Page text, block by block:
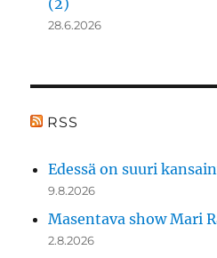
28.6.2026
RSS
Edessä on suuri
9.8.2026
Masentava show Mari
2.8.2026